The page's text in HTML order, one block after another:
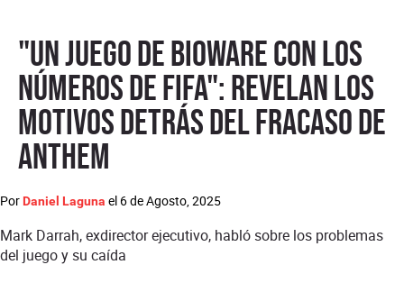
"Un juego de BioWare con los
números de FIFA": Revelan los
motivos detrás del fracaso de
Anthem
Por Daniel Laguna el 6 de Agosto, 2025
Mark Darrah, exdirector ejecutivo, habló sobre los problemas
del juego y su caída